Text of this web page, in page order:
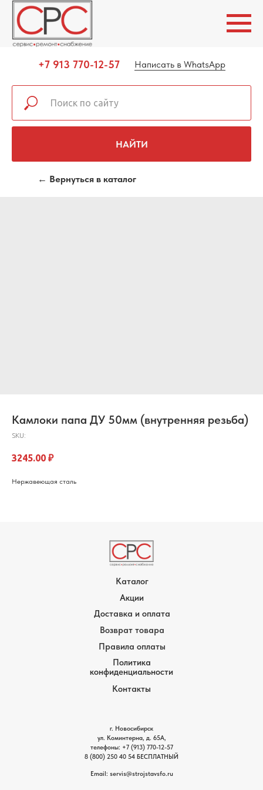
+7 913 770-12-57 Написать в WhatsApp
НАЙТИ
← Вернуться в каталог
Камлоки папа ДУ 50мм (внутренняя резьба)
SKU:
3245.00 ₽
Нержавеющая сталь
Доставка и оплата
Возврат товара
Каталог
Акции
Контакты
Правила оплаты
Политика
конфиденциальности
Email: servis@strojstavsfo.ru
г. Новосибирск
ул. Коминтерна, д. 65А,
телефоны: +7 (913) 770-12-57
8 (800) 250 40 54 БЕСПЛАТНЫЙ